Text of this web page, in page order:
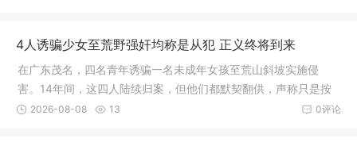
4人诱骗少女至荒野强奸均称是从犯 正义终将到来
在广东茂名，四名青年诱骗一名未成年女孩至荒山斜坡实施侵
害。14年间，这四人陆续归案，但他们都默契翻供，声称只是按
住手脚并未施暴。被害人描述的“一人长发、一人脸有痣”成为破局
0评论
2026-08-08 13